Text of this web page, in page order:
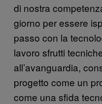
di nostra
giorno per essere
passo con la
lavoro sfrutti
all’avanguardia,
progetto come un
come una sfida